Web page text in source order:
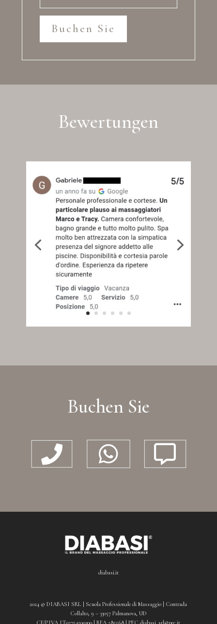
Buchen Sie
Bewertungen
Buchen Sie
  
diabasi.it
2024 © DIABASI SRL | Scuola Professionale di Massaggio | Contrada
Collalto, 9 – 33057 Palmanova, UD
CF/P.IVA IT02754500300 | REA 285568 | PEC diabasi_srl@pec.it